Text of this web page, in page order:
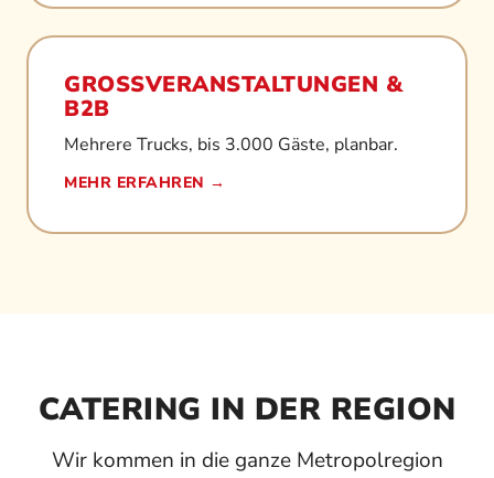
GROSSVERANSTALTUNGEN & B
2B
Mehrere Trucks, bis 3.000 Gäste, planbar.
MEHR ERFAHREN →
CATERING IN DER REGION
Wir kommen in die ganze Metropolregion